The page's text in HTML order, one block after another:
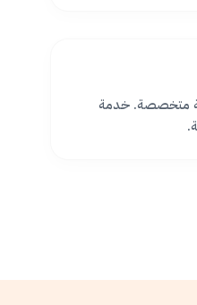
متخصصة. خدمة